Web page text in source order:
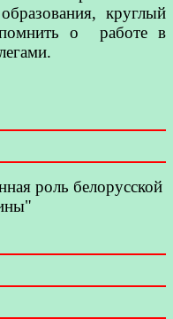
круглый
о работе в
роль белорусской